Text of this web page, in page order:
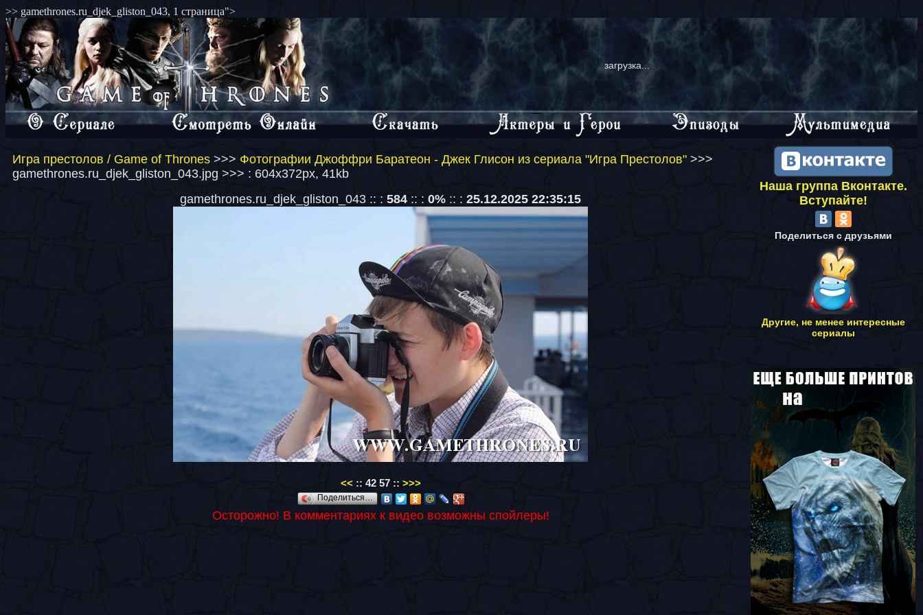
>> gamethrones.ru_djek_gliston_043, 1 страница">
загрузка...
Игра престолов / Game of Thrones >>> Фотографии Джоффри Баратеон - Джек Глисон из сериала "Игра Престолов" >>>
gamethrones.ru_djek_gliston_043.jpg >>> : 604x372px, 41kb
gamethrones.ru_djek_gliston_043 :: : 584 :: : 0% :: : 25.12.2025 22:35:15
<< :: 42 57 :: >>>
Поделиться…
Осторожно! В комментариях к видео возможны спойлеры!
Наша группа Вконтакте.
Вступайте!
Поделиться с друзьями
Другие, не менее интересные
сериалы